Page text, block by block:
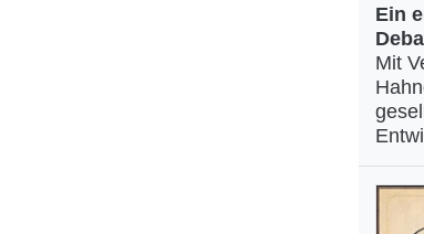
Ein
Mit